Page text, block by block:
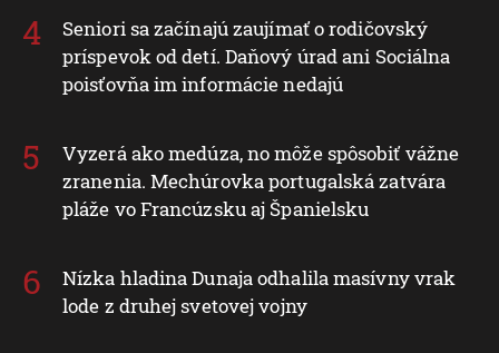
Seniori sa začínajú zaujímať o rodičovský
príspevok od detí. Daňový úrad ani Sociálna
poisťovňa im informácie nedajú
Vyzerá ako medúza, no môže spôsobiť vážne
zranenia. Mechúrovka portugalská zatvára
pláže vo Francúzsku aj Španielsku
Nízka hladina Dunaja odhalila masívny vrak
lode z druhej svetovej vojny